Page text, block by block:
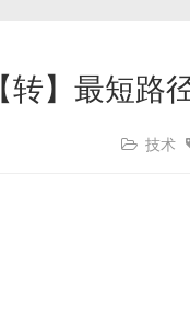
【转】最短路
技术